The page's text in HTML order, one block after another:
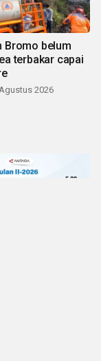
Bromo belum
terbakar capai
2026